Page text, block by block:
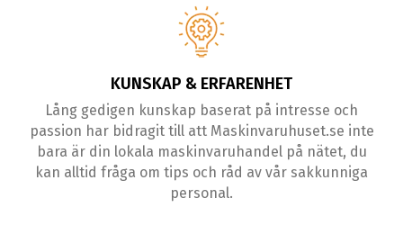
KUNSKAP & ERFARENHET
Lång gedigen kunskap baserat på intresse och
passion har bidragit till att Maskinvaruhuset.se inte
bara är din lokala maskinvaruhandel på nätet, du
kan alltid fråga om tips och råd av vår sakkunniga
personal.